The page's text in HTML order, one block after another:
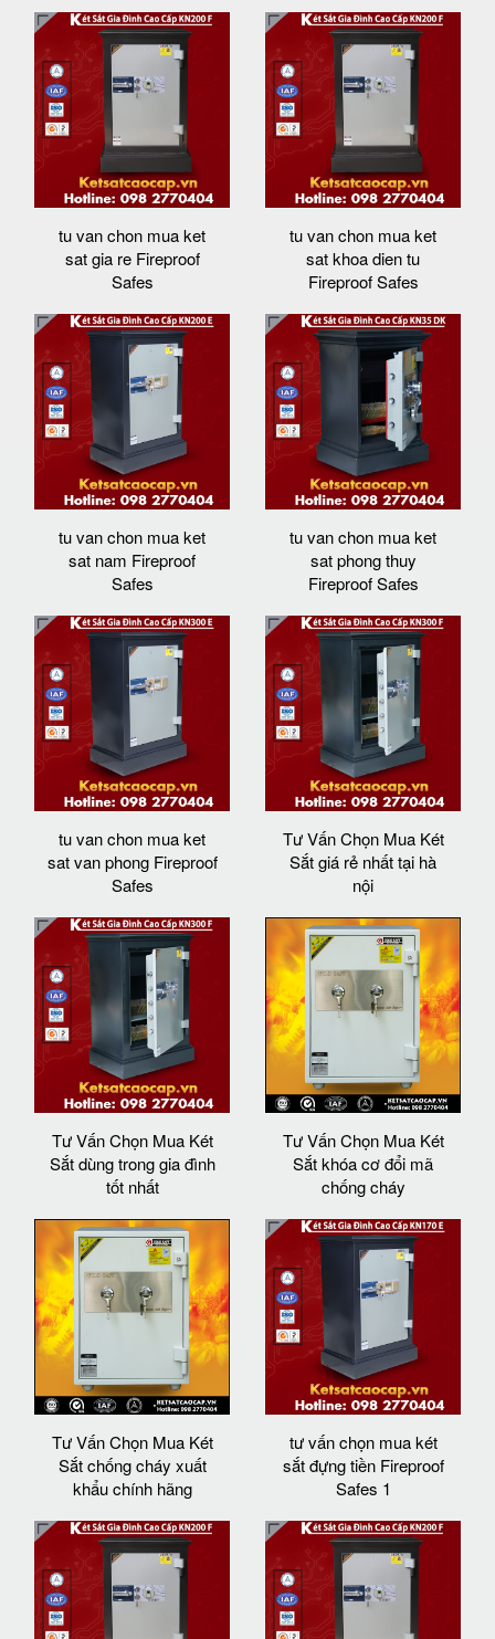
tu van chon mua ket
sat gia re Fireproof
Safes
tu van chon mua ket
sat khoa dien tu
Fireproof Safes
tu van chon mua ket
sat nam Fireproof
Safes
tu van chon mua ket
sat phong thuy
Fireproof Safes
tu van chon mua ket
sat van phong Fireproof
Safes
Tư Vấn Chọn Mua Két
Sắt giá rẻ nhất tại hà
nội
Tư Vấn Chọn Mua Két
Sắt dùng trong gia đình
tốt nhất
Tư Vấn Chọn Mua Két
Sắt khóa cơ đổi mã
chống cháy
Tư Vấn Chọn Mua Két
Sắt chống cháy xuất
khẩu chính hãng
tư vấn chọn mua két
sắt đựng tiền Fireproof
Safes 1